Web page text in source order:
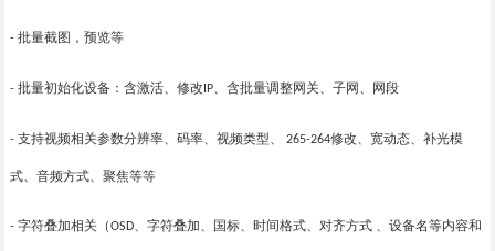
- 批量截图，预览等
- 批量初始化设备：含激活、修改 IP、含批量调整网关、子网、网段
- 支持视频相关参数分辨率、码率、视频类型、 265-264修改、宽动态、补光模
式、音频方式、聚焦等等
- 字符叠加相关（OSD、字符叠加、国标、时间格式、对齐方式 、设备名等内容和